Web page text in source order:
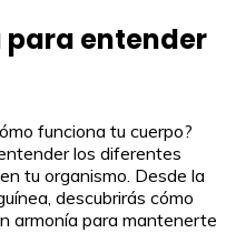
entender
funciona tu cuerpo?
los diferentes
tu organismo. Desde la
descubrirás cómo
armonía para mantenerte